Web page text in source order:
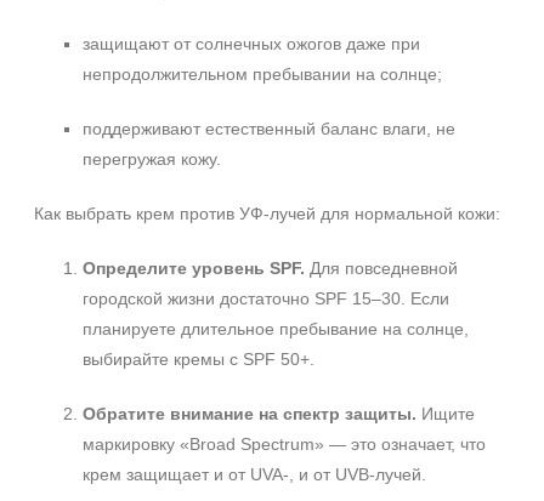
Применение
Под макияж
После пилинга
Результат
Защита от УФ-лучей
Гладкость
Защита
Показать еще
Область применения
защищают от солнечных ожогов даже при
непродолжительном пребывании на солнце;
поддерживают естественный баланс влаги, не
перегружая кожу.
Как выбрать крем против УФ‑лучей для нормальной кожи:
Определите уровень SPF. Для повседневной
городской жизни достаточно SPF 15–30. Если
планируете длительное пребывание на солнце,
выбирайте кремы с SPF 50+.
Обратите внимание на спектр защиты. Ищите
маркировку «Broad Spectrum» — это означает, что
крем защищает и от UVA-, и от UVB‑лучей.